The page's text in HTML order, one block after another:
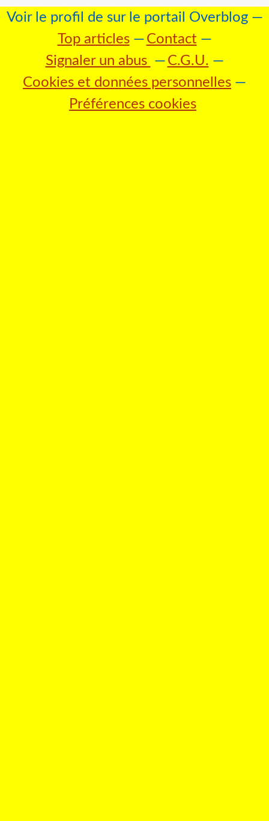
Voir le profil de sur le portail Overblog
Top articles
Contact
Signaler un abus
C.G.U.
Cookies et données personnelles
Préférences cookies